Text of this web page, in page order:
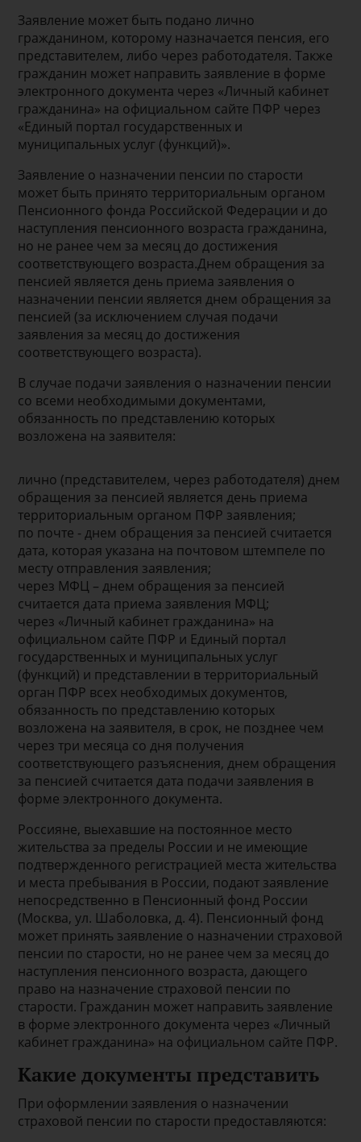
Заявление может быть подано лично
гражданином, которому назначается пенсия, его
представителем, либо через работодателя. Также
гражданин может направить заявление в форме
электронного документа через «Личный кабинет
гражданина» на официальном сайте ПФР через
«Единый портал государственных и
муниципальных услуг (функций)».
Заявление о назначении пенсии по старости
может быть принято территориальным органом
Пенсионного фонда Российской Федерации и до
наступления пенсионного возраста гражданина,
но не ранее чем за месяц до достижения
соответствующего возраста.Днем обращения за
пенсией является день приема заявления о
назначении пенсии является днем обращения за
пенсией (за исключением случая подачи
заявления за месяц до достижения
соответствующего возраста).
В случае подачи заявления о назначении пенсии
со всеми необходимыми документами,
обязанность по представлению которых
возложена на заявителя:
лично (представителем, через работодателя) днем
обращения за пенсией является день приема
территориальным органом ПФР заявления;
по почте - днем обращения за пенсией считается
дата, которая указана на почтовом штемпеле по
месту отправления заявления;
через МФЦ – днем обращения за пенсией
считается дата приема заявления МФЦ;
через «Личный кабинет гражданина» на
официальном сайте ПФР и Единый портал
государственных и муниципальных услуг
(функций) и представлении в территориальный
орган ПФР всех необходимых документов,
обязанность по представлению которых
возложена на заявителя, в срок, не позднее чем
через три месяца со дня получения
соответствующего разъяснения, днем обращения
за пенсией считается дата подачи заявления в
форме электронного документа.
Россияне, выехавшие на постоянное место
жительства за пределы России и не имеющие
подтвержденного регистрацией места жительства
и места пребывания в России, подают заявление
непосредственно в Пенсионный фонд России
(Москва, ул. Шаболовка, д. 4). Пенсионный фонд
может принять заявление о назначении страховой
пенсии по старости, но не ранее чем за месяц до
наступления пенсионного возраста, дающего
право на назначение страховой пенсии по
старости. Гражданин может направить заявление
в форме электронного документа через «Личный
кабинет гражданина» на официальном сайте ПФР.
Какие документы представить
При оформлении заявления о назначении
страховой пенсии по старости предоставляются: